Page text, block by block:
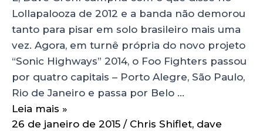
Lollapalooza de 2012 e a banda não demorou
tanto para pisar em solo brasileiro mais uma
vez. Agora, em turnê própria do novo projeto
“Sonic Highways” 2014, o Foo Fighters passou
por quatro capitais – Porto Alegre, São Paulo,
Rio de Janeiro e passa por Belo …
Leia mais »
26 de janeiro de 2015 / Chris Shiflet, dave